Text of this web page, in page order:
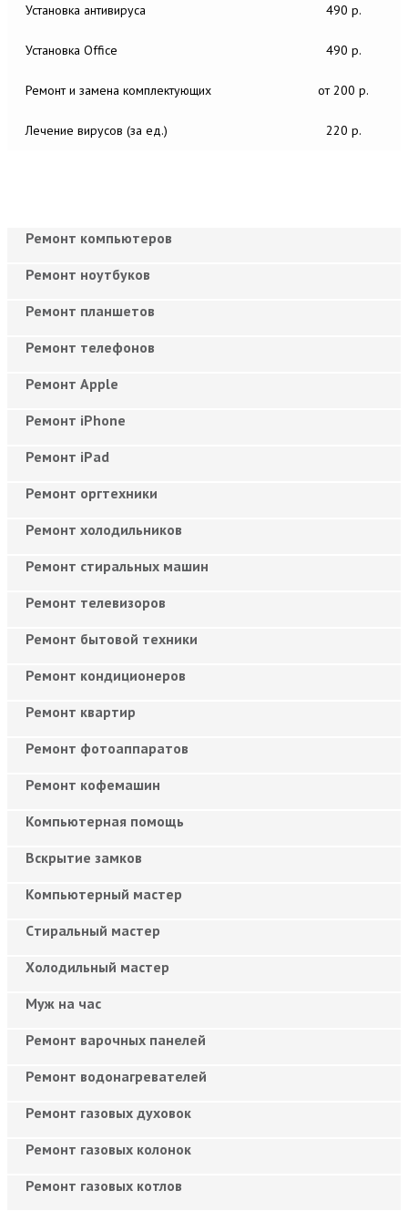
Установка антивируса 490 р.
Установка Office 490 р.
Ремонт и замена комплектующих от 200 р.
Лечение вирусов (за ед.) 220 р.
Ремонт компьютеров
Ремонт ноутбуков
Ремонт планшетов
Ремонт телефонов
Ремонт Apple
Ремонт iPhone
Ремонт iPad
Ремонт оргтехники
Ремонт холодильников
Ремонт стиральных машин
Ремонт телевизоров
Ремонт бытовой техники
Ремонт кондиционеров
Ремонт квартир
Ремонт фотоаппаратов
Ремонт кофемашин
Компьютерная помощь
Вскрытие замков
Компьютерный мастер
Cтиральный мастер
Холодильный мастер
Муж на час
Ремонт варочных панелей
Ремонт водонагревателей
Ремонт газовых духовок
Ремонт газовых колонок
Ремонт газовых котлов